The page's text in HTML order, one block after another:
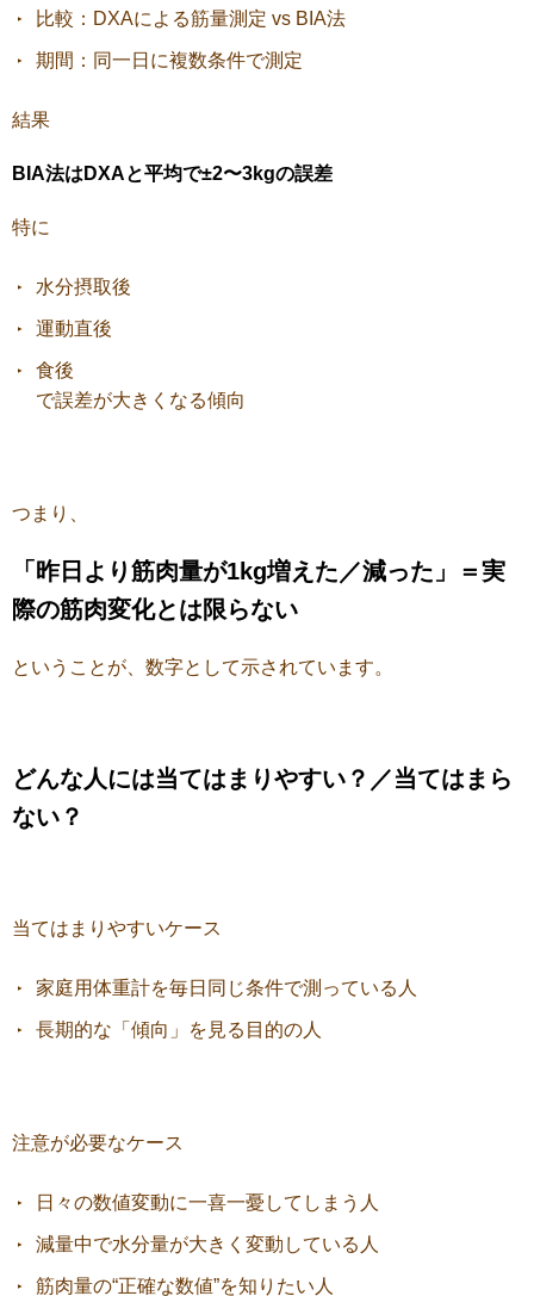
比較：DXAによる筋量測定 vs BIA法
期間：同一日に複数条件で測定
結果
BIA法はDXAと平均で±2〜3kgの誤差
特に
水分摂取後
運動直後
食後
で誤差が大きくなる傾向
つまり、
「昨日より筋肉量が1kg増えた／減った」＝実
際の筋肉変化とは限らない
ということが、数字として示されています。
どんな人には当てはまりやすい？／当てはまら
ない？
当てはまりやすいケース
家庭用体重計を毎日同じ条件で測っている人
長期的な「傾向」を見る目的の人
注意が必要なケース
日々の数値変動に一喜一憂してしまう人
減量中で水分量が大きく変動している人
筋肉量の“正確な数値”を知りたい人